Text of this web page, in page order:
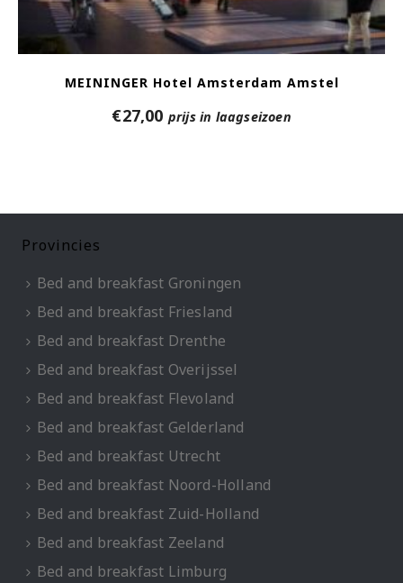
MEININGER Hotel Amsterdam Amstel
€27,00 prijs in laagseizoen
Provincies
Bed and breakfast Groningen
Bed and breakfast Friesland
Bed and breakfast Drenthe
Bed and breakfast Overijssel
Bed and breakfast Flevoland
Bed and breakfast Gelderland
Bed and breakfast Utrecht
Bed and breakfast Noord-Holland
Bed and breakfast Zuid-Holland
Bed and breakfast Zeeland
Bed and breakfast Limburg